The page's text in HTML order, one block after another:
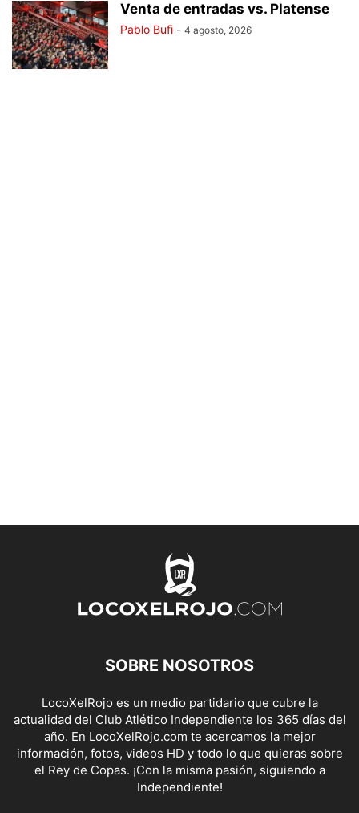
Venta de entradas vs. Platense
Pablo Bufi - 4 agosto, 2026
SOBRE NOSOTROS
LocoXelRojo es un medio partidario que cubre la
actualidad del Club Atlético Independiente los 365 días del
año. En LocoXelRojo.com te acercamos la mejor
información, fotos, videos HD y todo lo que quieras sobre
el Rey de Copas. ¡Con la misma pasión, siguiendo a
Independiente!